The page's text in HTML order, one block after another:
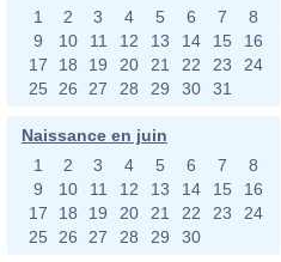
1
2 3 4 5 6 7
8
9
10 11 12 13 14 15
16
17
18 19 20 21 22 23
24
25
26 27 28 29 30 31
Naissance en juin
1
2 3 4 5 6 7
8
9
10 11 12 13 14 15
16
17
18 19 20 21 22 23
24
25
26 27 28 29 30